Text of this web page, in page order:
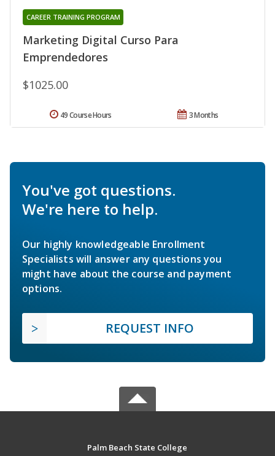
Marketing Digital Curso Para
Emprendedores
CAREER TRAINING PROGRAM
$1025.00
3 Months
49 Course Hours
You've got questions.
We're here to help.
Our highly knowledgeable Enrollment
Specialists will answer any questions you
might have about the course and payment
options.
REQUEST INFO
Palm Beach State College